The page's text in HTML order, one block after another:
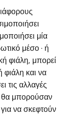
μία
μέσο · ή
φιάλη, μπορεί
φιάλη και να
τις αλλαγές
θα μπορούσαν
να σκεφτούν